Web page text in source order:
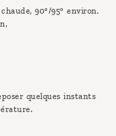
90°/95° environ.
quelques instants